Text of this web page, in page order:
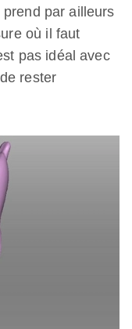
par ailleurs
où il faut
pas idéal avec
rester